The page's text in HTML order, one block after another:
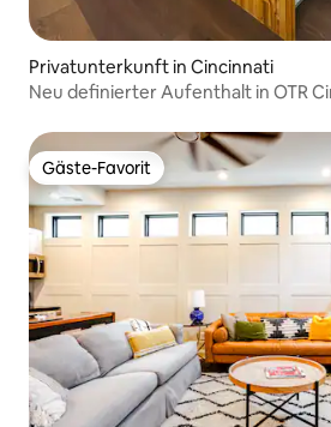
Privatunterkunft in Cincinnati
Neu definierter Aufenthalt in OTR
Gäste-Favorit
Gäste-Favorit